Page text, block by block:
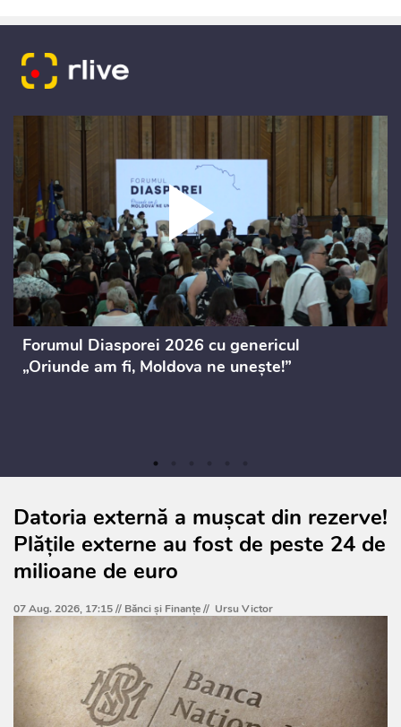
Forumul Diasporei 2026 cu genericul
„Oriunde am fi, Moldova ne unește!”
Datoria externă a mușcat din rezerve!
Plățile externe au fost de peste 24 de
milioane de euro
07 Aug. 2026, 17:15 // Bănci şi Finanţe// Ursu Victor